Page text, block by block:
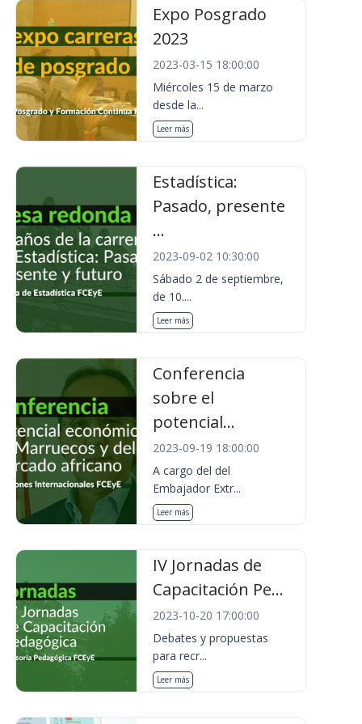
Expo Posgrado
2023
2023-03-15 18:00:00
Miércoles 15 de marzo
desde la...
Leer más
Estadística:
Pasado, presente
...
2023-09-02 10:30:00
Sábado 2 de septiembre,
de 10....
Leer más
Conferencia
sobre el
potencial...
2023-09-19 18:00:00
A cargo del del
Embajador Extr...
Leer más
IV Jornadas de
Capacitación Pe...
2023-10-20 17:00:00
Debates y propuestas
para recr...
Leer más